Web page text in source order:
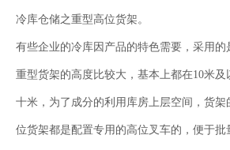
冷库仓储之重型高位货架。
有些企业的冷库因产品的特色需要，采用的
重型货架的高度比较大，基本上都在10米
十米，为了成分的利用库房上层空间，货架
位货架都是配置专用的高位叉车的，便于批